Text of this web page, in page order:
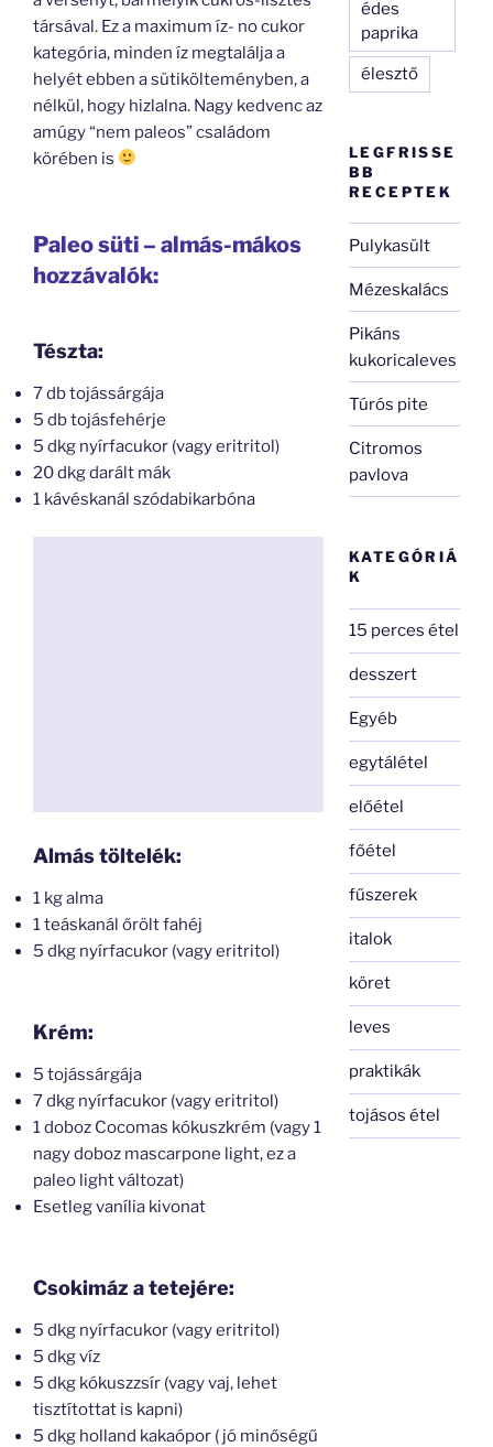
társával. Ez a maximum íz- no cukor
kategória, minden íz megtalálja a
helyét ebben a sütikölteményben, a
nélkül, hogy hizlalna. Nagy kedvenc az
amúgy “nem paleos” családom
körében is
Paleo süti – almás-mákos
hozzávalók:
Tészta:
7 db tojássárgája
5 db tojásfehérje
5 dkg nyírfacukor (vagy eritritol)
20 dkg darált mák
1 kávéskanál szódabikarbóna
Almás töltelék:
1 kg alma
1 teáskanál őrölt fahéj
5 dkg nyírfacukor (vagy eritritol)
Krém:
5 tojássárgája
7 dkg nyírfacukor (vagy eritritol)
1 doboz Cocomas kókuszkrém (vagy 1
nagy doboz mascarpone light, ez a
paleo light változat)
Esetleg vanília kivonat
Csokimáz a tetejére:
5 dkg nyírfacukor (vagy eritritol)
5 dkg víz
5 dkg kókuszzsír (vagy vaj, lehet
tisztítottat is kapni)
5 dkg holland kakaópor ( jó minőségű
édes
paprika
élesztő
LEGFRISSE
BB
RECEPTEK
Pulykasült
Mézeskalács
Pikáns
kukoricaleves
Túrós pite
Citromos
pavlova
KATEGÓRIÁ
K
15 perces étel
desszert
Egyéb
egytálétel
előétel
főétel
fűszerek
italok
köret
leves
praktikák
tojásos étel